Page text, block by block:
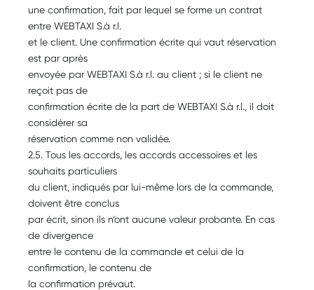
une confirmation, fait par lequel se forme un contrat
entre WEBTAXI S.à r.l.
et le client. Une confirmation écrite qui vaut réservation
est par après
envoyée par WEBTAXI S.à r.l. au client ; si le client ne
reçoit pas de
confirmation écrite de la part de WEBTAXI S.à r.l., il doit
considérer sa
réservation comme non validée.
2.5. Tous les accords, les accords accessoires et les
souhaits particuliers
du client, indiqués par lui-même lors de la commande,
doivent être conclus
par écrit, sinon ils n’ont aucune valeur probante. En cas
de divergence
entre le contenu de la commande et celui de la
confirmation, le contenu de
la confirmation prévaut.